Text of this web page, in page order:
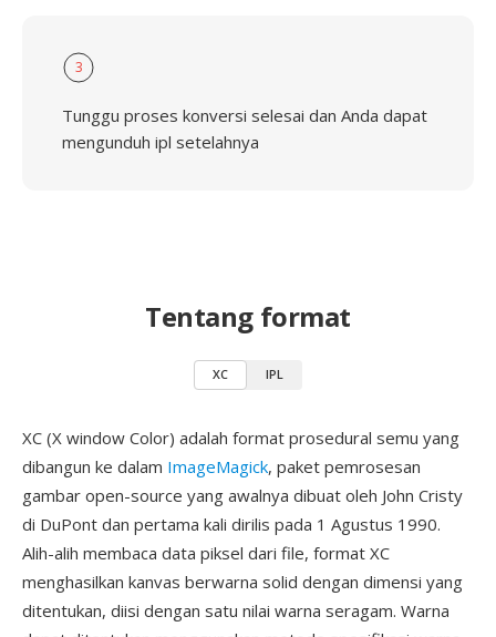
3
Tunggu proses konversi selesai dan Anda dapat
mengunduh ipl setelahnya
Tentang format
XC IPL
XC (X window Color) adalah format prosedural semu yang
dibangun ke dalam ImageMagick, paket pemrosesan
gambar open-source yang awalnya dibuat oleh John Cristy
di DuPont dan pertama kali dirilis pada 1 Agustus 1990.
Alih-alih membaca data piksel dari file, format XC
menghasilkan kanvas berwarna solid dengan dimensi yang
ditentukan, diisi dengan satu nilai warna seragam. Warna